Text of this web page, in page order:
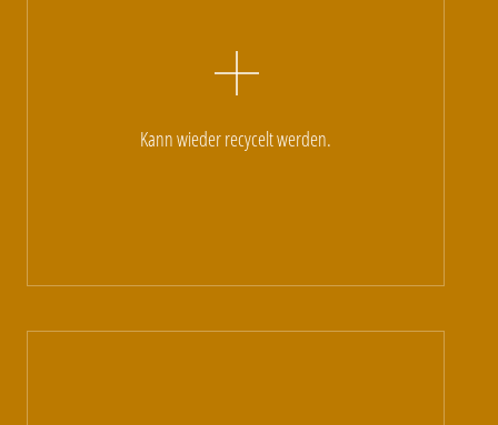
Kann wieder recycelt werden.